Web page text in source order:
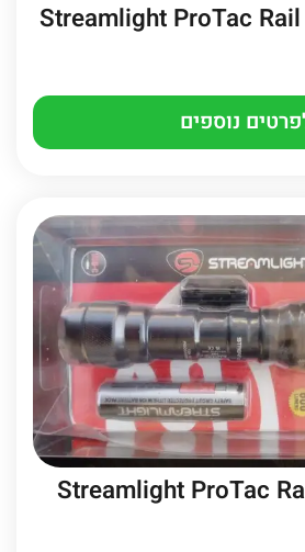
Streamlight ProTac
נוספים
Streamlight ProTac